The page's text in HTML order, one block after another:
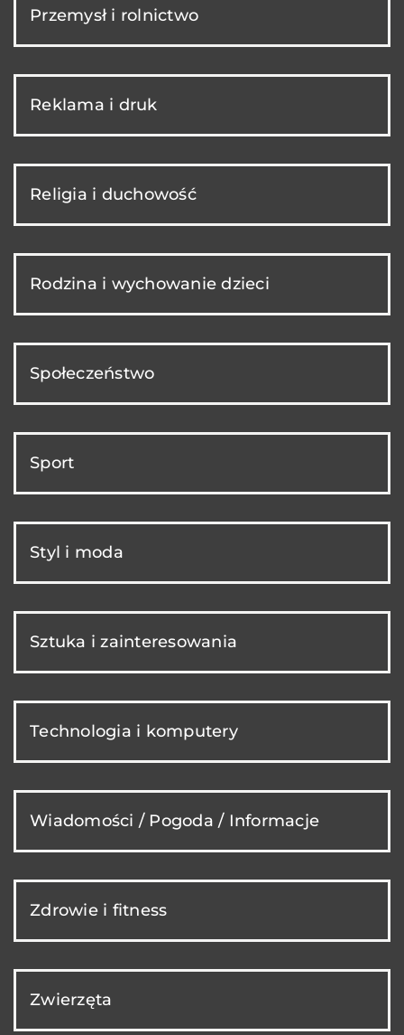
Przemysł i rolnictwo
Reklama i druk
Religia i duchowość
Rodzina i wychowanie dzieci
Społeczeństwo
Sport
Styl i moda
Sztuka i zainteresowania
Technologia i komputery
Wiadomości / Pogoda / Informacje
Zdrowie i fitness
Zwierzęta